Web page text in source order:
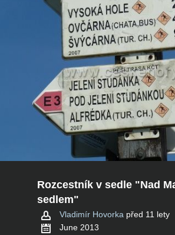
Rozcestník v sedle "Nad
sedlem"
Vladimír Hovorka před 11 lety
June 2013